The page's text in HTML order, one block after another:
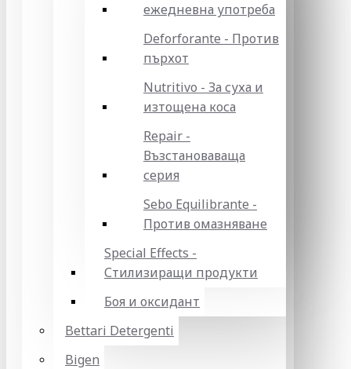
ежедневна употреба
Deforforante - Против
пърхот
Nutritivo - За суха и
изтощена коса
Repair -
Възстановаваща
серия
Sebo Equilibrante -
Против омазняване
Special Effects -
Стилизиращи продукти
Боя и оксидант
Bettari Detergenti
Bigen